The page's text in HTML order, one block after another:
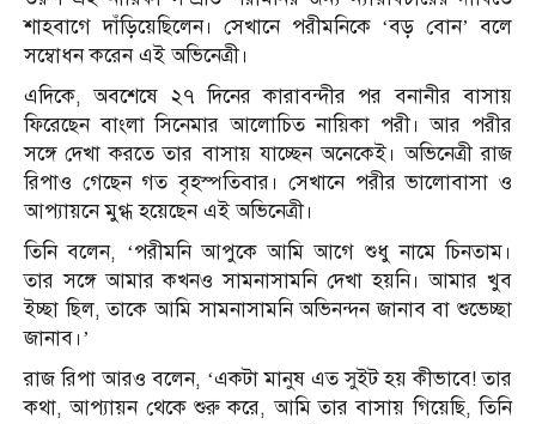
শাহবাগে দাঁড়িয়েছিলেন। সেখানে পরীমনিকে ‘বড় বোন’ বলে
সম্বোধন করেন এই অভিনেত্রী।
এদিকে, অবশেষে ২৭ দিনের কারাবন্দীর পর বনানীর বাসায়
ফিরেছেন বাংলা সিনেমার আলোচিত নায়িকা পরী। আর পরীর
সঙ্গে দেখা করতে তার বাসায় যাচ্ছেন অনেকেই। অভিনেত্রী রাজ
রিপাও গেছেন গত বৃহস্পতিবার। সেখানে পরীর ভালোবাসা ও
আপ্যায়নে মুগ্ধ হয়েছেন এই অভিনেত্রী।
তিনি বলেন, ‘পরীমনি আপুকে আমি আগে শুধু নামে চিনতাম।
তার সঙ্গে আমার কখনও সামনাসামনি দেখা হয়নি। আমার খুব
ইচ্ছা ছিল, তাকে আমি সামনাসামনি অভিনন্দন জানাব বা শুভেচ্ছা
জানাব।’
রাজ রিপা আরও বলেন, ‘একটা মানুষ এত সুইট হয় কীভাবে! তার
কথা, আপ্যায়ন থেকে শুরু করে, আমি তার বাসায় গিয়েছি, তিনি